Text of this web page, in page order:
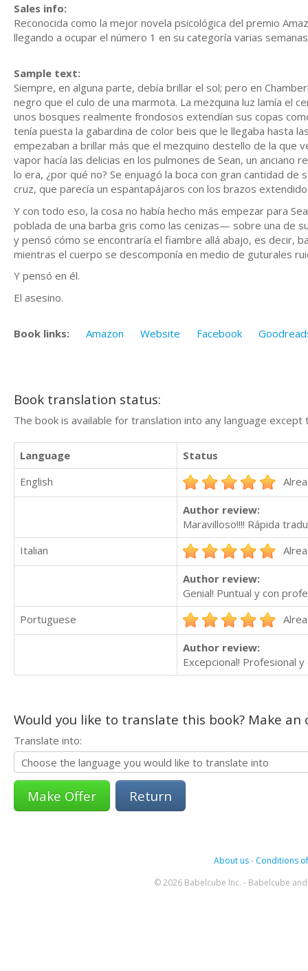
Sales info:
Reconocida como la mejor novela psicológica del premio
llegando a ocupar el número 1 en su categoría varias
Sample text:
Siempre, en alguna parte, debía brillar el sol; pero en
negro que el culo de una marmota. La mezquina luz lamía el
unos bosques realmente frondosos extendían sus copas
tenía puesta la gabardina de color beis que le llegaba hasta
empezaban a brillar más que el mezquino destello de la que
vapor hacía las delicias en los pulmones de Sean, un
lo era, ¿por qué no? Se enjuagó la boca con gran cantidad
cruz, que parecía un espantapájaros con los brazos
Y con todo eso, la cosa no había hecho más empezar para
poblada de una barba gris como las cenizas— sobre una de
y pensó cómo se encontraría el fiambre allá abajo, es decir,
mientras el cuerpo se descomponía en medio de guturales
Y pensó en él.
El asesino.
Book links: Amazon Website Facebook
Book translation status:
The book is available for translation into any language
Language
Status
English
Author review:
Maravilloso!!!! Rápida
Italian
Author review:
Genial! Puntual y con
Portuguese
Author review:
Excepcional! Profesional
Would you like to translate this book? Make
Translate into:
Return
About us- Conditions
© 2026 Babelcube Inc. - Babelcube